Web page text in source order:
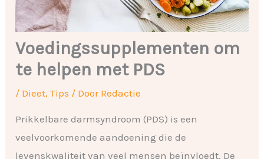
Voedingssupplementen om
te helpen met PDS
/ Dieet,Tips / Door Redactie
Prikkelbare darmsyndroom (PDS) is een
veelvoorkomende aandoening die de
levenskwaliteit van veel mensen beïnvloedt. De